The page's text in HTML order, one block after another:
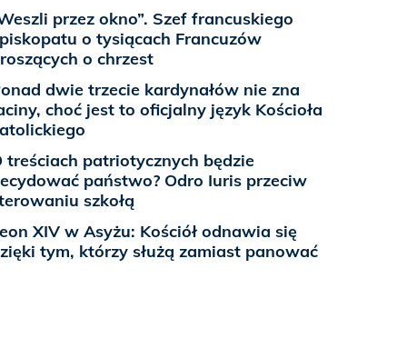
przez okno”. Szef francuskiego
o tysiącach Francuzów
o chrzest
dwie trzecie kardynałów nie zna
choć jest to oficjalny język Kościoła
treściach patriotycznych będzie
państwo? Odro Iuris przeciw
szkołą
XIV w Asyżu: Kościół odnawia się
tym, którzy służą zamiast panować